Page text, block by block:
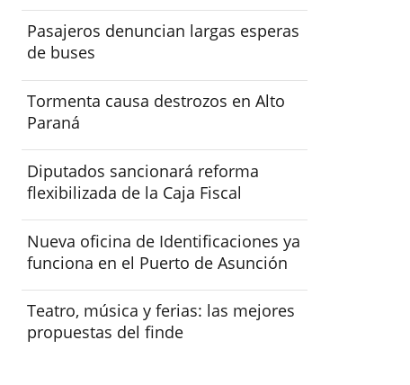
Pasajeros denuncian largas esperas
de buses
Tormenta causa destrozos en Alto
Paraná
Diputados sancionará reforma
flexibilizada de la Caja Fiscal
Nueva oficina de Identificaciones ya
funciona en el Puerto de Asunción
Teatro, música y ferias: las mejores
propuestas del finde